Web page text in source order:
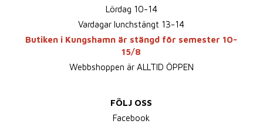
Lördag 10-14
Vardagar lunchstängt 13-14
Butiken i Kungshamn är stängd för semester 10-
15/8
Webbshoppen är ALLTID ÖPPEN
FÖLJ OSS
Facebook